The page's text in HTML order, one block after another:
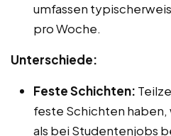
umfassen
pro Woche.
Unterschiede:
Feste Schichten:
feste Schichten
als bei Studentenjobs